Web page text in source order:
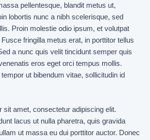
pellentesque, blandit metus ut,
lobortis nunc a nibh scelerisque, sed
Proin molestie odio ipsum, et volutpat
Fusce fringilla metus erat, in porttitor tellus
a nunc quis velit tincidunt semper quis
eros eget orci tempus mollis.
ut bibendum vitae, sollicitudin id
sit amet, consectetur adipiscing elit.
lacus ut nulla pharetra, quis gravida
ut massa eu dui porttitor auctor. Donec